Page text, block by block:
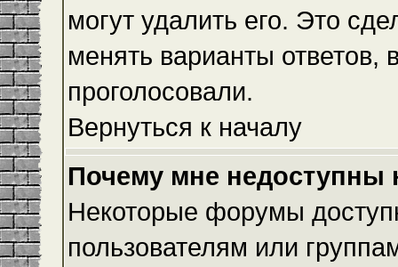
могут удалить его. Это
менять варианты ответов,
проголосовали.
Вернуться к началу
Почему мне
Некоторые форумы
пользователям или